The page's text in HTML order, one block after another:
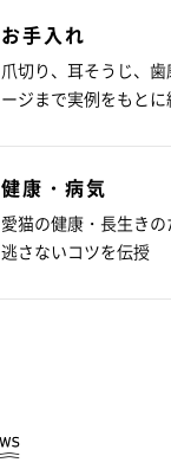
お手入れ
爪切り、耳そうじ、
ージまで実例をもとに
健康・病気
愛猫の健康・長生き
逃さないコツを伝授